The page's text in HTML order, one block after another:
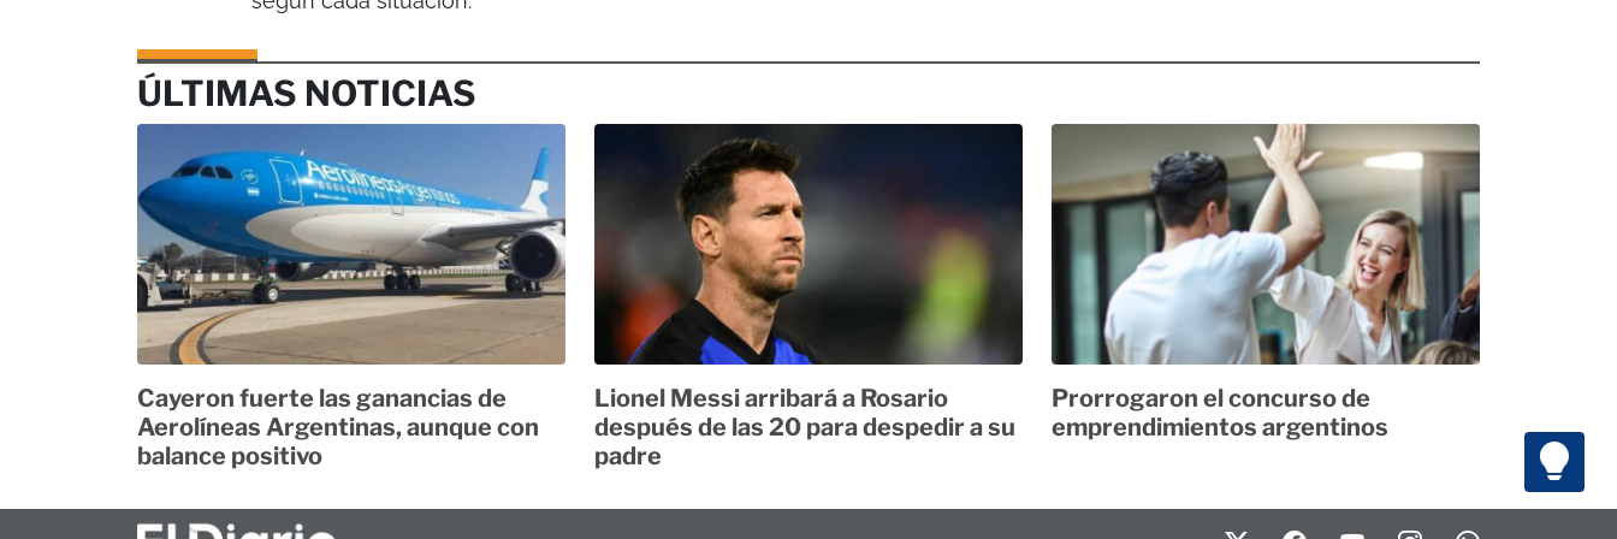
ÚLTIMAS NOTICIAS
Cayeron fuerte las ganancias de
Aerolíneas Argentinas, aunque con
balance positivo
Lionel Messi arribará a Rosario
después de las 20 para despedir a su
padre
Prorrogaron el concurso de
emprendimientos argentinos